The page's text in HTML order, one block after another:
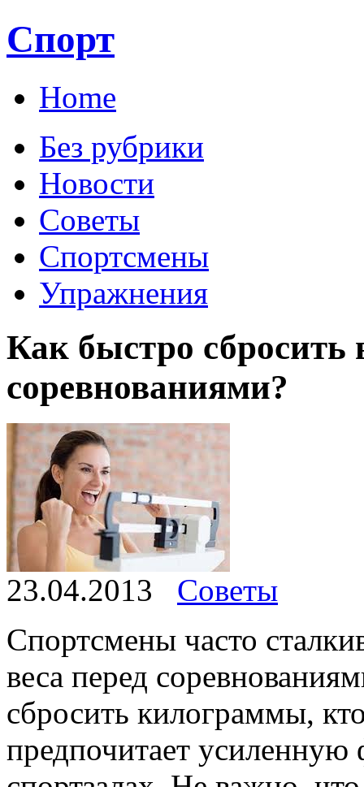
Спорт
Home
Без рубрики
Новости
Советы
Спортсмены
Упражнения
Как быстро сбросить
соревнованиями?
23.04.2013
Советы
Спортсмены часто
веса перед
сбросить килограммы,
предпочитает усиленную